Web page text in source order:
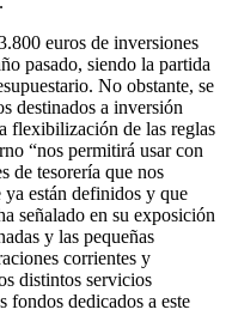
euros de inversiones
pasado, siendo la partida
No obstante, se
destinados a inversión
flexibilización de las reglas
“nos permitirá usar con
de tesorería que nos
están definidos y que
señalado en su exposición
y las pequeñas
corrientes y
distintos servicios
fondos dedicados a este